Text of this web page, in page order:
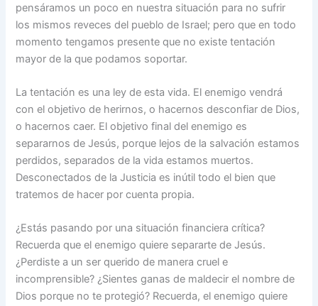
pensáramos un poco en nuestra situación para no sufrir
los mismos reveces del pueblo de Israel; pero que en todo
momento tengamos presente que no existe tentación
mayor de la que podamos soportar.
La tentación es una ley de esta vida. El enemigo vendrá
con el objetivo de herirnos, o hacernos desconfiar de Dios,
o hacernos caer. El objetivo final del enemigo es
separarnos de Jesús, porque lejos de la salvación estamos
perdidos, separados de la vida estamos muertos.
Desconectados de la Justicia es inútil todo el bien que
tratemos de hacer por cuenta propia.
¿Estás pasando por una situación financiera crítica?
Recuerda que el enemigo quiere separarte de Jesús.
¿Perdiste a un ser querido de manera cruel e
incomprensible? ¿Sientes ganas de maldecir el nombre de
Dios porque no te protegió? Recuerda, el enemigo quiere